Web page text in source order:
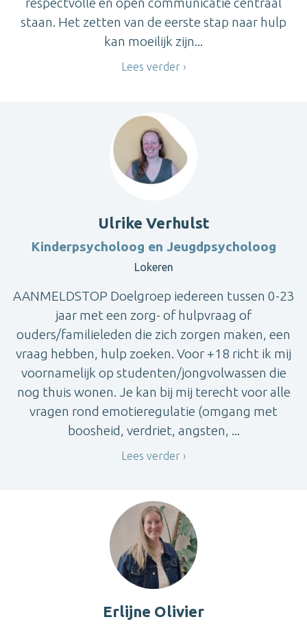
staan. Het zetten van de eerste stap naar hulp
kan moeilijk zijn...
Lees verder
Ulrike Verhulst
Kinderpsycholoog en Jeugdpsycholoog
Lokeren
AANMELDSTOP Doelgroep iedereen tussen 0-23
jaar met een zorg- of hulpvraag of
ouders/familieleden die zich zorgen maken, een
vraag hebben, hulp zoeken. Voor +18 richt ik mij
voornamelijk op studenten/jongvolwassen die
nog thuis wonen. Je kan bij mij terecht voor alle
vragen rond emotieregulatie (omgang met
boosheid, verdriet, angsten, ...
Lees verder
Erlijne Olivier